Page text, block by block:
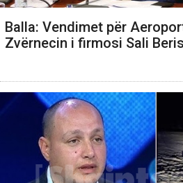
Balla: Vendimet për
Zvërnecin i firmosi Sali